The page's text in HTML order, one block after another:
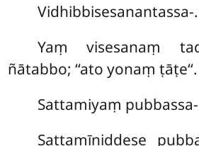
Vidhibbisesanantassa-.
Yaṃ visesanaṃ
ñātabbo; ‘‘ato yonaṃ
Sattamiyaṃ
Sattamīniddese